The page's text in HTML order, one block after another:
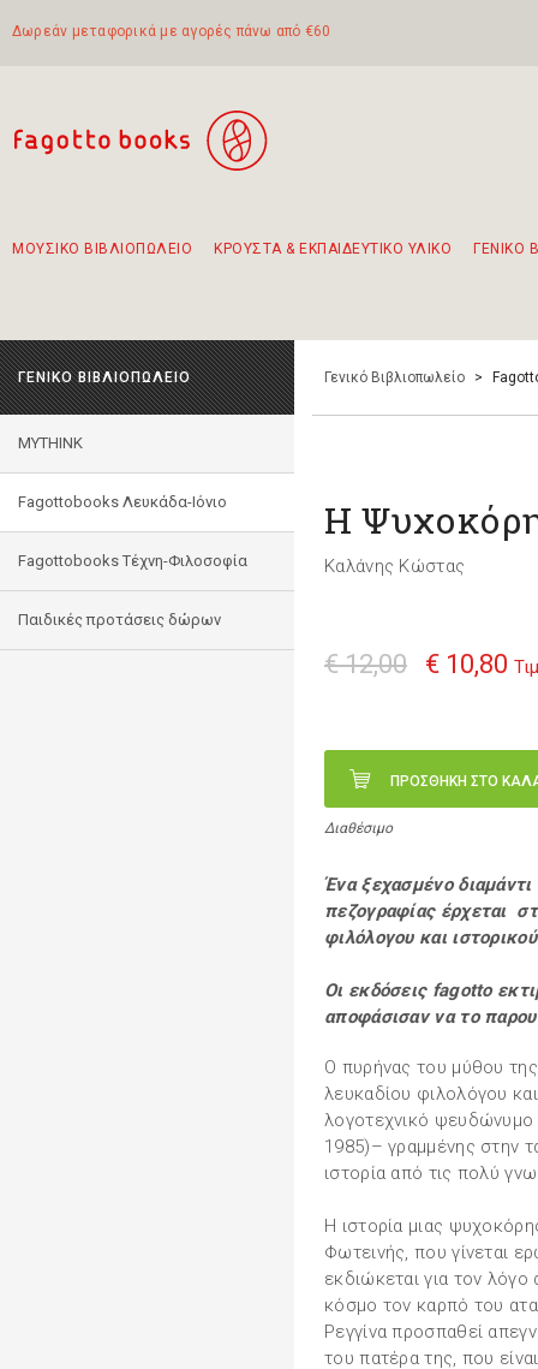
Δωρεάν μεταφορικά με αγορές πάνω από €60
ΜΟΥΣΙΚΟ ΒΙΒΛΙΟΠΩΛΕΙΟ ΚΡΟΥΣΤΑ & ΕΚΠΑΙΔΕΥΤΙΚΟ ΥΛΙΚΟ ΓΕΝΙΚΟ
ΓΕΝΙΚΟ ΒΙΒΛΙΟΠΩΛΕΙΟ
MYTHINK
Fagottobooks Λευκάδα-Ιόνιο
Fagottobooks Τέχνη-Φιλοσοφία
Παιδικές προτάσεις δώρων
Γενικό Βιβλιοπωλείο >
Η
Καλάνης Κώστας
€ 12,00 € 10,80
ΠΡΟΣΘΗΚΗ ΣΤΟ
Διαθέσιμο
Ένα ξεχασμένο
πεζογραφίας έρχεται
φιλόλογου και
Οι εκδόσεις fagotto
αποφάσισαν να το
Ο πυρήνας του μύθου
λευκαδίου φιλολόγου
λογοτεχνικό
1985)– γραμμένης στην
ιστορία από τις πολύ
H ιστορία μιας
Φωτεινής, που γίνεται
εκδιώκεται για τον
κόσμο τον καρπό του
Ρεγγίνα προσπαθεί
του πατέρα της, που